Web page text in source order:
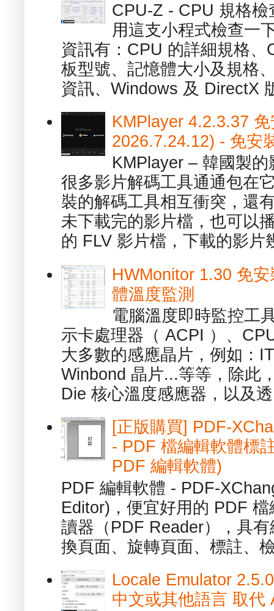
CPU-Z - CPU 規格
用這支小程式檢查一
資訊有：CPU 的詳細規格
板型號、記憶體大小及規格
資訊、Windows 及 DirectX
KMPlayer 4.2.3.37
2026.7.24.12) - 免安
KMPlayer – 韓國製
很多影片解碼工具通通包在
裝的解碼工具相互衝突，還
未下載完的影片檔，也可以
的 FLV 影片檔，下載的影片
HWMonitor 1.30 免
體溫度監測
電腦溫度即時監控工
示卡處理器（ ACPI ）、
大多數的感應晶片，例如：
Winbond 晶片...等等，除此
Die 核心溫度感應器，以及
[正版購買] PDF-
- PDF 檔編輯軟體標
PDF 編輯軟體)
PDF 編輯軟體 - PDF-
Editor)，便宜好用的 PDF
讀器（PDF Reader），具
換頁面、旋轉頁面、標註、
Locale Emulator
中文或其他語言 取代